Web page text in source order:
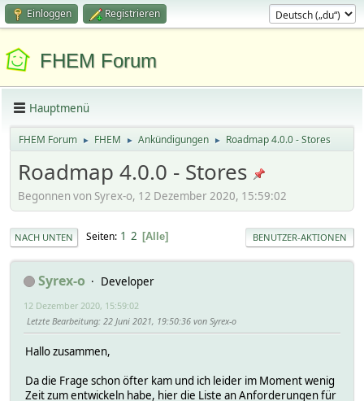
Einloggen Registrieren
FHEM Forum
Hauptmenü
FHEM Forum ► FHEM ► Ankündigungen ► Roadmap 4.0.0 - Stores
Roadmap 4.0.0 - Stores
Begonnen von Syrex-o, 12 Dezember 2020, 15:59:02
NACH UNTEN Seiten 1 2 Alle BENUTZER-AKTIONEN
Syrex-o Developer
12 Dezember 2020, 15:59:02
Letzte Bearbeitung: 22 Juni 2021, 19:50:36 von Syrex-o
Hallo zusammen,
Da die Frage schon öfter kam und ich leider im Moment wenig
Zeit zum entwickeln habe, hier die Liste an Anforderungen für